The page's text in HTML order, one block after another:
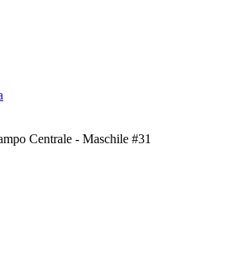
Centrale - Maschile #31